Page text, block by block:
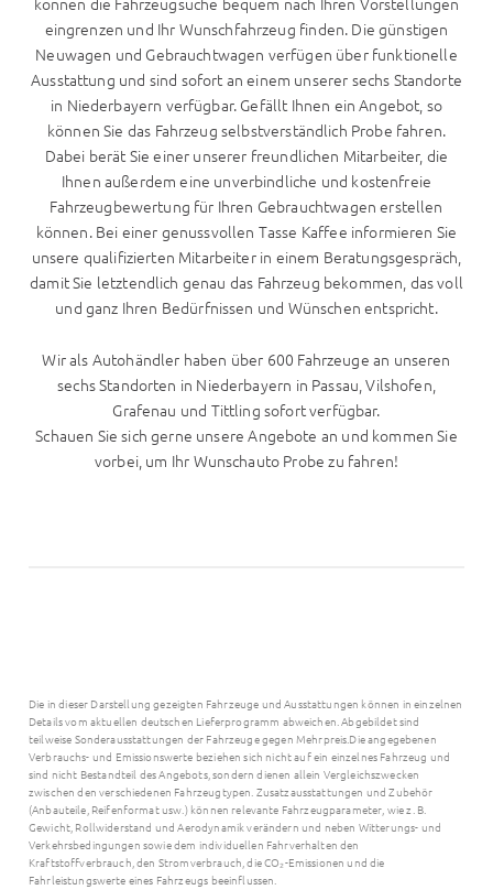
eingrenzen und Ihr Wunschfahrzeug finden. Die günstigen
Neuwagen und Gebrauchtwagen verfügen über funktionelle
Ausstattung und sind sofort an einem unserer sechs Standorte
in Niederbayern verfügbar. Gefällt Ihnen ein Angebot, so
können Sie das Fahrzeug selbstverständlich Probe fahren.
Dabei berät Sie einer unserer freundlichen Mitarbeiter, die
Ihnen außerdem eine unverbindliche und kostenfreie
Fahrzeugbewertung für Ihren Gebrauchtwagen erstellen
können. Bei einer genussvollen Tasse Kaffee informieren Sie
unsere qualifizierten Mitarbeiter in einem Beratungsgespräch,
damit Sie letztendlich genau das Fahrzeug bekommen, das voll
und ganz Ihren Bedürfnissen und Wünschen entspricht.
Wir als Autohändler haben über 600 Fahrzeuge an unseren
sechs Standorten in Niederbayern in Passau, Vilshofen,
Grafenau und Tittling sofort verfügbar.
Schauen Sie sich gerne unsere Angebote an und kommen Sie
vorbei, um Ihr Wunschauto Probe zu fahren!
Die in dieser Darstellung gezeigten Fahrzeuge und Ausstattungen können in einzelnen
Details vom aktuellen deutschen Lieferprogramm abweichen. Abgebildet sind
teilweise Sonderausstattungen der Fahrzeuge gegen Mehrpreis.Die angegebenen
Verbrauchs- und Emissionswerte beziehen sich nicht auf ein einzelnes Fahrzeug und
sind nicht Bestandteil des Angebots, sondern dienen allein Vergleichszwecken
zwischen den verschiedenen Fahrzeugtypen. Zusatzausstattungen und Zubehör
(Anbauteile, Reifenformat usw.) können relevante Fahrzeugparameter, wie z. B.
Gewicht, Rollwiderstand und Aerodynamik verändern und neben Witterungs- und
Verkehrsbedingungen sowie dem individuellen Fahrverhalten den
Kraftstoffverbrauch, den Stromverbrauch, die CO₂-Emissionen und die
Fahrleistungswerte eines Fahrzeugs beeinflussen.